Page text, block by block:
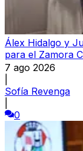
Álex Hidalgo y
para el Zamora
7 ago 2026
Sofía Revenga
0